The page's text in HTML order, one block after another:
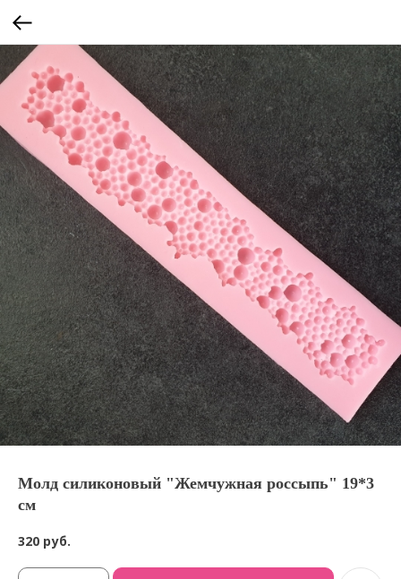
Молд силиконовый "Жемчужная россыпь" 19*3
см
320 руб.